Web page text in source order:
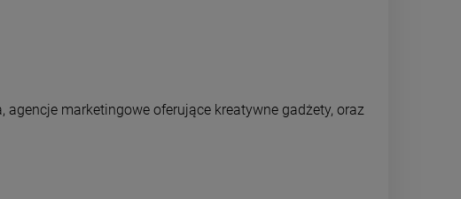
marketingowe oferujące kreatywne gadżety, oraz